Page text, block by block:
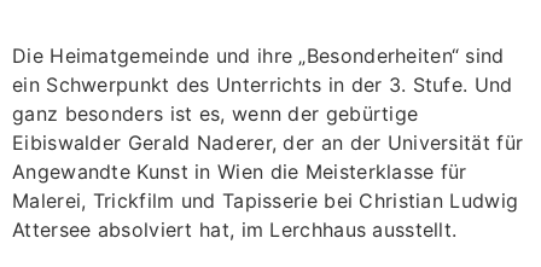
Die Heimatgemeinde und ihre „Besonderheiten“ sind
ein Schwerpunkt des Unterrichts in der 3. Stufe. Und
ganz besonders ist es, wenn der gebürtige
Eibiswalder Gerald Naderer, der an der Universität für
Angewandte Kunst in Wien die Meisterklasse für
Malerei, Trickfilm und Tapisserie bei Christian Ludwig
Attersee absolviert hat, im Lerchhaus ausstellt.